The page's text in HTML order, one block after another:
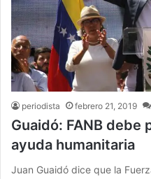
periodista febrero 21, 2019
Guaidó: FANB
ayuda humanitaria
Juan Guaidó dice que la